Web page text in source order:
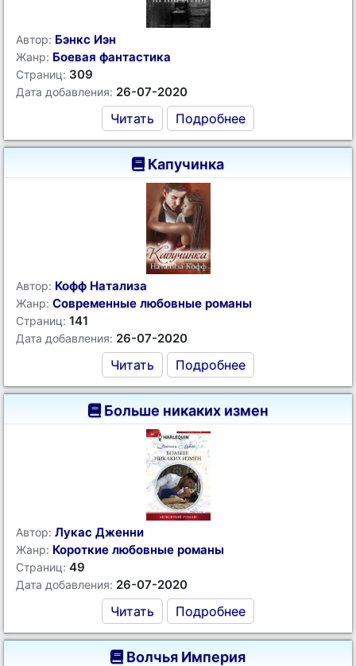
Автор: Бэнкс Иэн
Жанр: Боевая фантастика
Страниц: 309
Дата добавления: 26-07-2020
Читать Подробнее
Капучинка
Автор: Кофф Натализа
Жанр: Современные любовные романы
Страниц: 141
Дата добавления: 26-07-2020
Читать Подробнее
Больше никаких измен
Автор: Лукас Дженни
Жанр: Короткие любовные романы
Страниц: 49
Дата добавления: 26-07-2020
Читать Подробнее
Волчья Империя